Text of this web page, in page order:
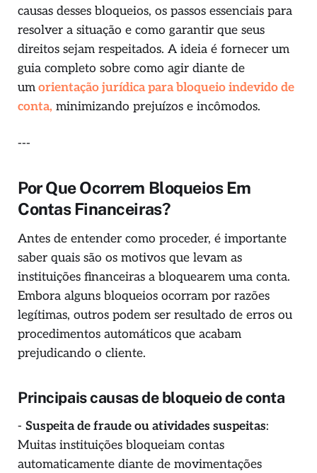
causas desses bloqueios, os passos essenciais para
resolver a situação e como garantir que seus
direitos sejam respeitados. A ideia é fornecer um
guia completo sobre como agir diante de
umorientação jurídica para bloqueio indevido de
conta, minimizando prejuízos e incômodos.
---
Por Que Ocorrem Bloqueios Em
Contas Financeiras?
Antes de entender como proceder, é importante
saber quais são os motivos que levam as
instituições financeiras a bloquearem uma conta.
Embora alguns bloqueios ocorram por razões
legítimas, outros podem ser resultado de erros ou
procedimentos automáticos que acabam
prejudicando o cliente.
Principais causas de bloqueio de conta
- Suspeita de fraude ou atividades suspeitas:
Muitas instituições bloqueiam contas
automaticamente diante de movimentações